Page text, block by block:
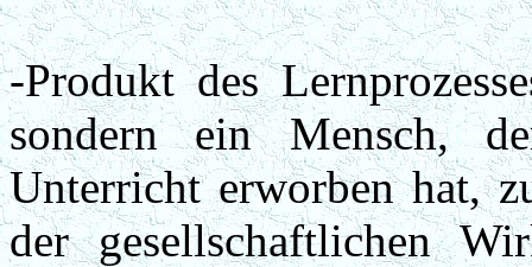
-Produkt des
sondern ein Mensch,
Unterricht erworben hat,
der gesellschaftlichen